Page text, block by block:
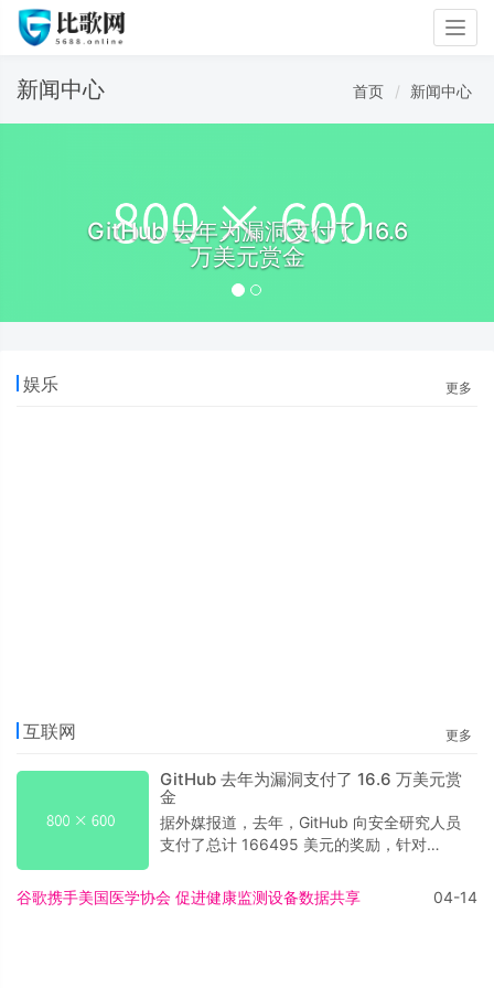
新闻中心 首页 新闻中心
GitHub 去年为漏洞支付了 16.6
万美元赏金
娱乐 更多
互联网 更多
GitHub 去年为漏洞支付了 16.6 万美元赏
金
据外媒报道，去年，GitHub 向安全研究人员
支付了总计 166495 美元的奖励，针对
全研究人员会上报自己发现的系统问题和漏
洞。2016 年，GitHub 一共支付了81.7万美
谷歌携手美国医学协会 促进健康监测设备数据共享 04-14